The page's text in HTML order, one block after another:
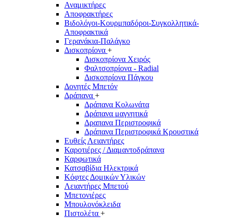
Αναμικτήρες
Αποφρακτήρες
Βιδολόγοι-Κουρμπαδόροι-Συγκολλητικά-
Αποφρακτικά
Γερανάκια-Παλάγκο
Δισκοπρίονα +
Δισκοπρίονα Χειρός
Φαλτσοπρίονα - Radial
Δισκοπρίονα Πάγκου
Δονητές Μπετόν
Δράπανα +
Δράπανα Κολωνάτα
Δράπανα μαγνητικά
Δραπανα Περιστροφικά
Δράπανα Περιστροφικά Κρουστικά
Ευθείς Λειαντήρες
Καροτιέρες / Διαμαντοδράπανα
Καρφωτικά
Κατσαβίδια Ηλεκτρικά
Κόφτες Δομικών Υλικών
Λειαντήρες Μπετού
Μπετονιέρες
Μπουλονόκλειδα
Πιστολέτα +